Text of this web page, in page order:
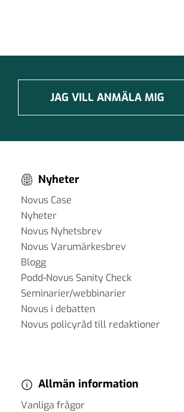
JAG VILL ANMÄLA MIG
Nyheter
Novus Case
Nyheter
Novus Nyhetsbrev
Novus Varumärkesbrev
Blogg
Podd-Novus Sanity Check
Seminarier/webbinarier
Novus i debatten
Novus policyråd till redaktioner
Allmän information
Vanliga frågor